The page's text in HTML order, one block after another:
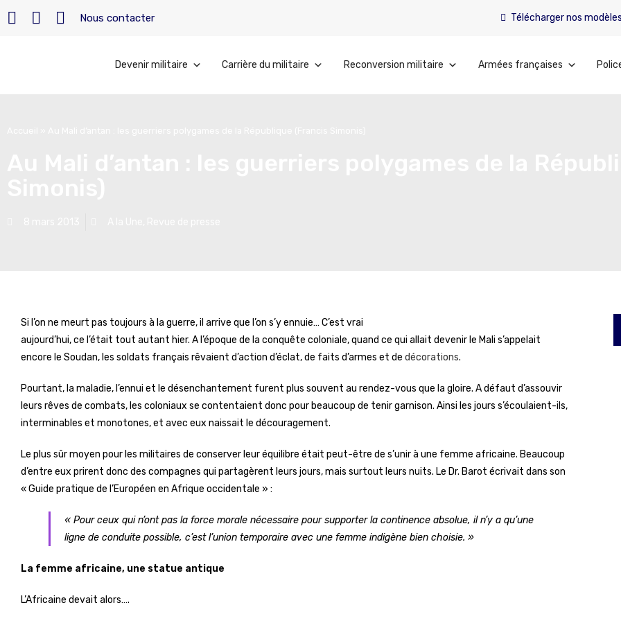
Nous contacter Télécharger nos modèles
Devenir militaire Carrière du militaire Reconversion militaire Armées françaises
Si l’on ne meurt pas toujours à la guerre, il arrive que l’on s’y ennuie… C’est vrai
aujourd’hui, ce l’était tout autant hier. A l’époque de la conquête coloniale, quand ce qui allait devenir le Mali s’appelait
encore le Soudan, les soldats français rêvaient d’action d’éclat, de faits d’armes et de décorations.
Pourtant, la maladie, l’ennui et le désenchantement furent plus souvent au rendez-vous que la gloire. A défaut d’assouvir
leurs rêves de combats, les coloniaux se contentaient donc pour beaucoup de tenir garnison. Ainsi les jours s’écoulaient-ils,
interminables et monotones, et avec eux naissait le découragement.
Le plus sûr moyen pour les militaires de conserver leur équilibre était peut-être de s’unir à une femme africaine. Beaucoup
d’entre eux prirent donc des compagnes qui partagèrent leurs jours, mais surtout leurs nuits. Le Dr. Barot écrivait dans son
« Guide pratique de l’Européen en Afrique occidentale » :
« Pour ceux qui n’ont pas la force morale nécessaire pour supporter la continence absolue, il n’y a qu’une
ligne de conduite possible, c’est l’union temporaire avec une femme indigène bien choisie. »
La femme africaine, une statue antique
L’Africaine devait alors….